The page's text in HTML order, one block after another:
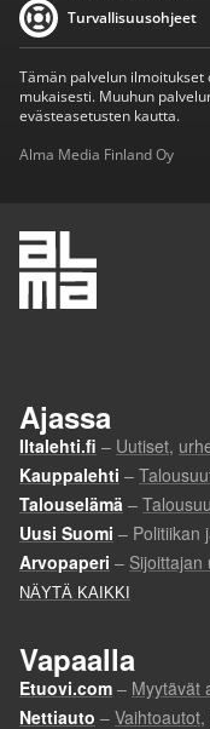
Turvallisuusohjeet
Tämän palvelun ilmoitukset
mukaisesti. Muuhun
evästeasetusten kautta.
Alma Media Finland Oy